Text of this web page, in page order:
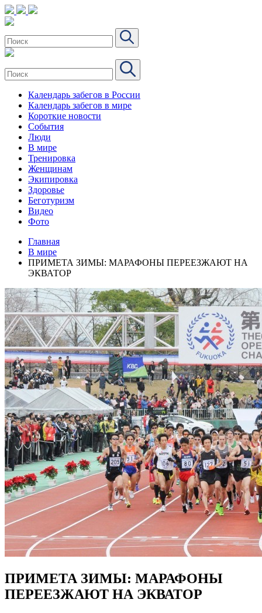
Календарь забегов в России
Календарь забегов в мире
Короткие новости
События
Люди
В мире
Тренировка
Женщинам
Экипировка
Здоровье
Беготуризм
Видео
Фото
Главная
В мире
ПРИМЕТА ЗИМЫ: МАРАФОНЫ ПЕРЕЕЗЖАЮТ НА
ЭКВАТОР
ПРИМЕТА ЗИМЫ: МАРАФОНЫ
ПЕРЕЕЗЖАЮТ НА ЭКВАТОР